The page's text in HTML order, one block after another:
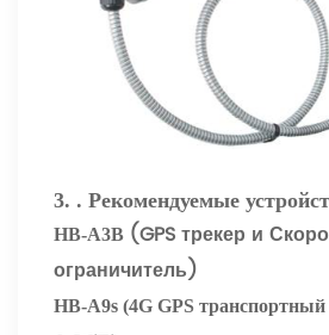
3. . Рекомендуемые
HB-A3B (GPS трекер и
ограничитель)
HB-A9s (4G GPS транспортный